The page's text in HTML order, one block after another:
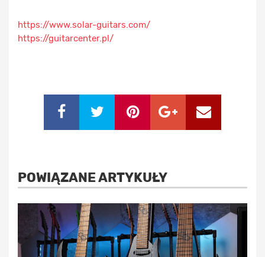
https://www.solar-guitars.com/
https://guitarcenter.pl/
POWIĄZANE ARTYKUŁY